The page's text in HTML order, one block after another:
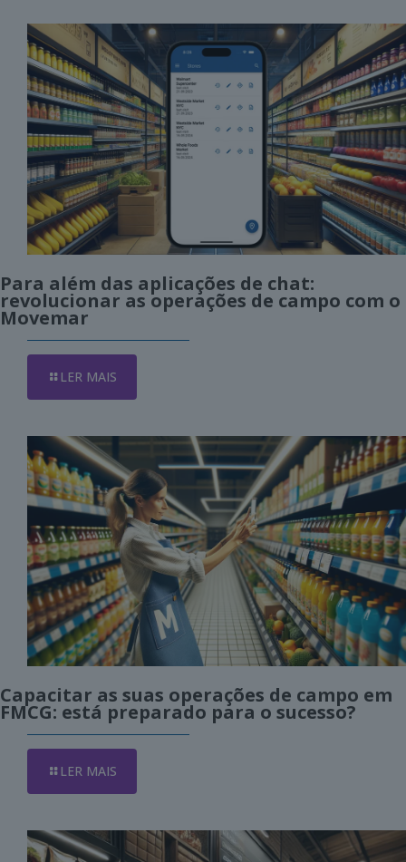
Para além das aplicações de chat:
revolucionar as operações de campo com o
Movemar
LER MAIS
Capacitar as suas operações de campo em
FMCG: está preparado para o sucesso?
LER MAIS